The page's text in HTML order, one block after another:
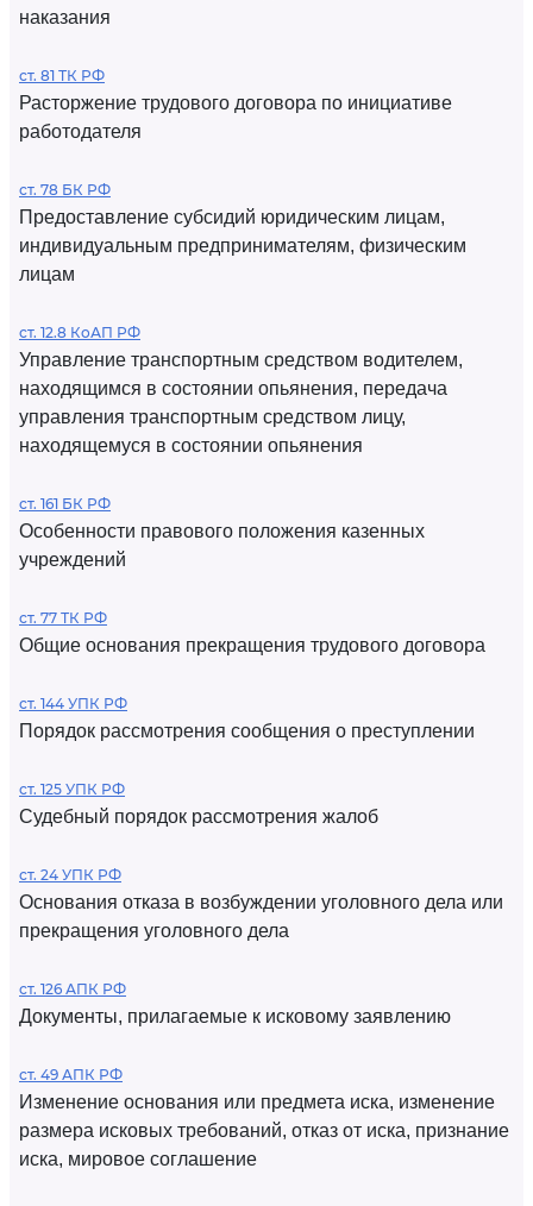
наказания
ст. 81 ТК РФ
Расторжение трудового договора по инициативе
работодателя
ст. 78 БК РФ
Предоставление субсидий юридическим лицам,
индивидуальным предпринимателям, физическим
лицам
ст. 12.8 КоАП РФ
Управление транспортным средством водителем,
находящимся в состоянии опьянения, передача
управления транспортным средством лицу,
находящемуся в состоянии опьянения
ст. 161 БК РФ
Особенности правового положения казенных
учреждений
ст. 77 ТК РФ
Общие основания прекращения трудового договора
ст. 144 УПК РФ
Порядок рассмотрения сообщения о преступлении
ст. 125 УПК РФ
Судебный порядок рассмотрения жалоб
ст. 24 УПК РФ
Основания отказа в возбуждении уголовного дела или
прекращения уголовного дела
ст. 126 АПК РФ
Документы, прилагаемые к исковому заявлению
ст. 49 АПК РФ
Изменение основания или предмета иска, изменение
размера исковых требований, отказ от иска, признание
иска, мировое соглашение